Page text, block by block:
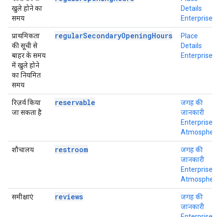
खुले होने का
समय
Details
Enterprise
प्राथमिकता
की सूची से
बाहर के समय
में खुले होने
का नियमित
समय
regularSecondaryOpeningHours
Place
Details
Enterprise
रिज़र्व किया
जा सकता है
reservable
जगह की
जानकारी
Enterprise +
Atmosphere
शौचालय restroom
जगह की
जानकारी
Enterprise +
Atmosphere
समीक्षाएं reviews
जगह की
जानकारी